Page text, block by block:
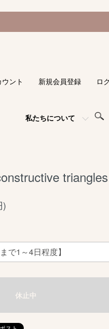
私たちについて
ント 新規会員登録 ロ
triangles
)
休止中